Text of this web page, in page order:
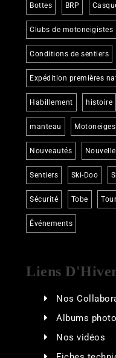
Bottes BRP
Clubs de motoneigistes
Conditions de sentiers
Expédition premières
Habillement histoire
manteau Motoneiges
Nouveautés
Sentiers Ski-Doo
Sécurité Tobe
Événements
Liens
Nos
Albums
Nos vidéos